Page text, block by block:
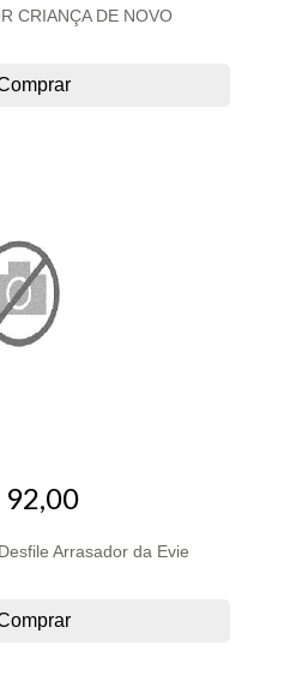
CRIANÇA DE NOVO
92,00
Arrasador da Evie